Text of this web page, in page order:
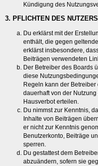
Kündigung des
3. PFLICHTEN DES NUTZERS
Du erklärst mit der
enthält, die gegen
erklärst insbesondere,
Beiträgen verwendeten
Der Betreiber des Boards
diese
Regeln kann der
dauerhaft von der
Hausverbot erteilen.
Du nimmst zur Kenntnis,
Inhalte von Beiträgen
er nicht zur Kenntnis
Benutzerkonto, Beiträge
sperren.
Du gestattest dem
abzuändern, sofern sie